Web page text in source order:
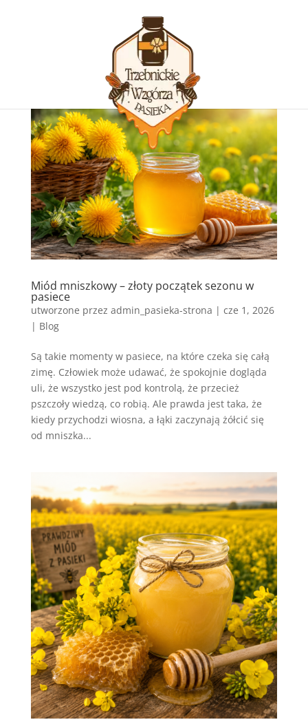
Miód mniszkowy – złoty początek sezonu w
pasiece
utworzone przez admin_pasieka-strona | cze 1, 2026
| Blog
Są takie momenty w pasiece, na które czeka się całą
zimę. Człowiek może udawać, że spokojnie dogląda
uli, że wszystko jest pod kontrolą, że przecież
pszczoły wiedzą, co robią. Ale prawda jest taka, że
kiedy przychodzi wiosna, a łąki zaczynają żółcić się
od mniszka...